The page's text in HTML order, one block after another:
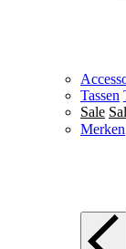
Tassen
Sale
Merken